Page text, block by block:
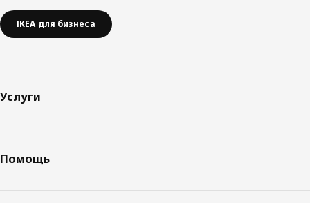
IKEA для бизнеса
Услуги
Помощь